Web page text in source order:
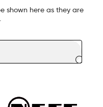
shown here as they are